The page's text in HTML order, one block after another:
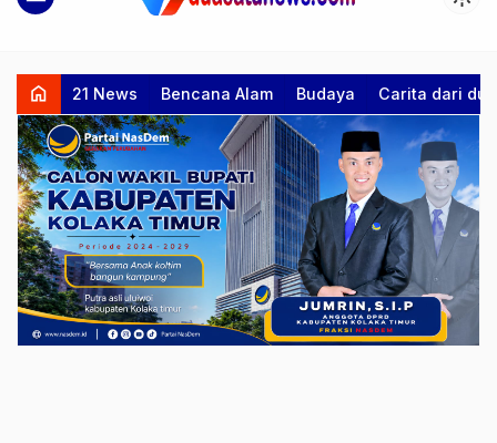
home 21 News Bencana Alam Budaya Carita dari